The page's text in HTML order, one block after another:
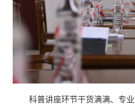
科普讲座环节干货满满、专